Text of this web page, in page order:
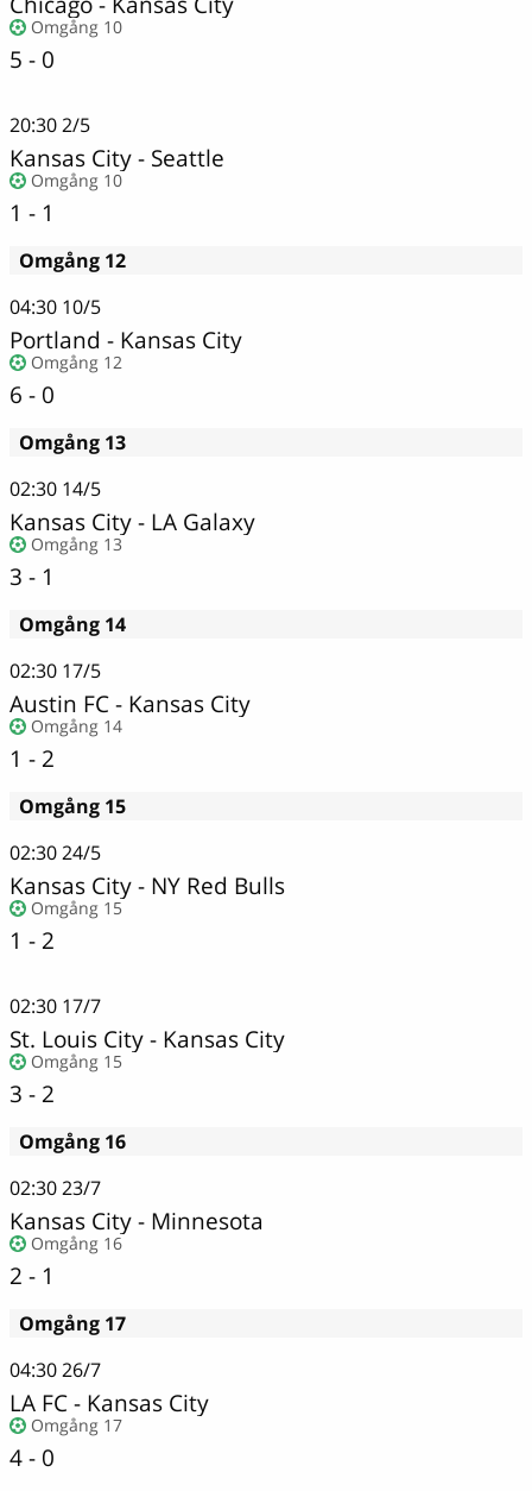
Omgång 10
5 - 0
20:302/5
Kansas City - Seattle
Omgång 10
1 - 1
Omgång 12
04:30 10/5
Portland - Kansas City
Omgång 12
6 - 0
Omgång 13
02:30 14/5
Kansas City- LA Galaxy
Omgång 13
3 - 1
Omgång 14
02:30 17/5
Austin FC- Kansas City
Omgång 14
1 - 2
Omgång 15
02:3024/5
Kansas City- NY Red Bulls
Omgång 15
1 - 2
02:30 17/7
St. Louis City- Kansas City
Omgång 15
3 - 2
Omgång 16
02:3023/7
Kansas City- Minnesota
Omgång 16
2 - 1
Omgång 17
04:3026/7
LA FC- Kansas City
Omgång 17
4 - 0